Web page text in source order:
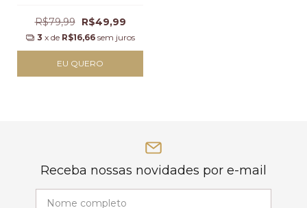
R$79,99 R$49,99
3 x de R$16,66 sem juros
EU QUERO
Receba nossas novidades por e-mail